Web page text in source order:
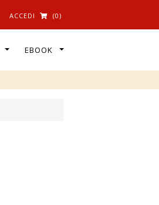
ACCEDI (0)
EBOOK